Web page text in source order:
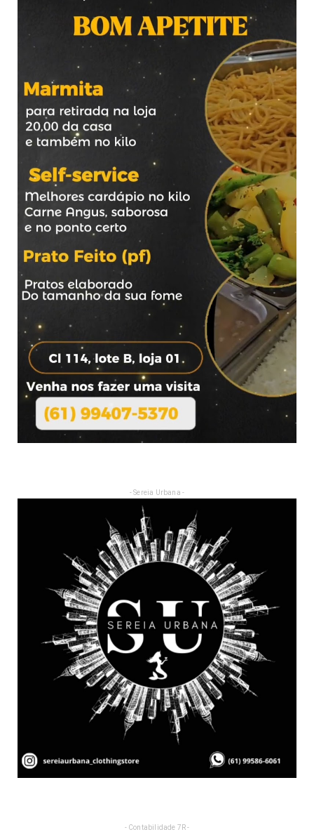
- Sereia Urbana -
- Contabilidade 7R -